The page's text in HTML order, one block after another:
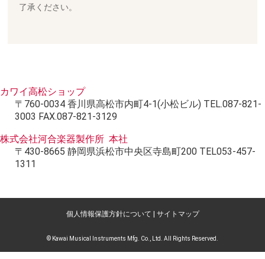
了承ください。
カワイ高松ショップ
〒760-0034 香川県高松市内町4-1(小松ビル) TEL.087-821-
3003 FAX.087-821-3129
株式会社河合楽器製作所 本社
〒430-8665 静岡県浜松市中央区寺島町200 TEL053-457-
1311
個人情報保護方針について サイトマップ
© Kawai Musical Instruments Mfg. Co., Ltd. All Rights Reserved.